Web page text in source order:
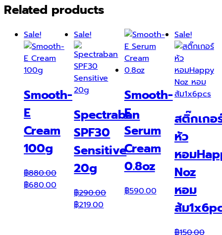
Related products
Sale!
Smooth-
E
Cream
100g
฿880.00
Original
฿680.00
price
Sale!
Spectraban
SPF30
Sensitive
20g
฿290.00
Original
฿219.00
Smooth-
E
Serum
Cream
0.8oz
฿590.00
Sale!
สติ๊กเกอ
หัว
หอม
Noz
หอม
ส้ม
฿150.00